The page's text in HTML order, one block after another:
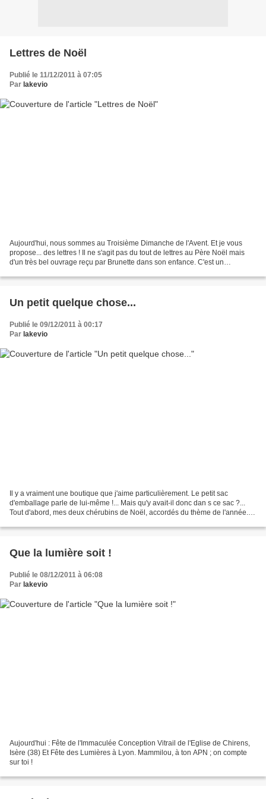
Lettres de Noël
Publié le 11/12/2011 à 07:05
Par lakevio
Aujourd'hui, nous sommes au Troisième Dimanche de l'Avent. Et je vous
propose... des lettres ! Il ne s'agit pas du tout de lettres au Père Noël mais
d'un très bel ouvrage reçu par Brunette dans son enfance. C'est un
Un petit quelque chose...
Publié le 09/12/2011 à 00:17
Par lakevio
Il y a vraiment une boutique que j'aime particulièrement. Le petit sac
d'emballage parle de lui-même !... Mais qu'y avait-il donc dan s ce sac ?...
Tout d'abord, mes deux chérubins de Noël, accordés du thème de l'année.
Que la lumière soit !
Publié le 08/12/2011 à 06:08
Par lakevio
Aujourd'hui : Fête de l'Immaculée Conception Vitrail de l'Eglise de Chirens,
Isère (38) Et Fête des Lumières à Lyon. Mammilou, à ton APN ; on compte
sur toi !